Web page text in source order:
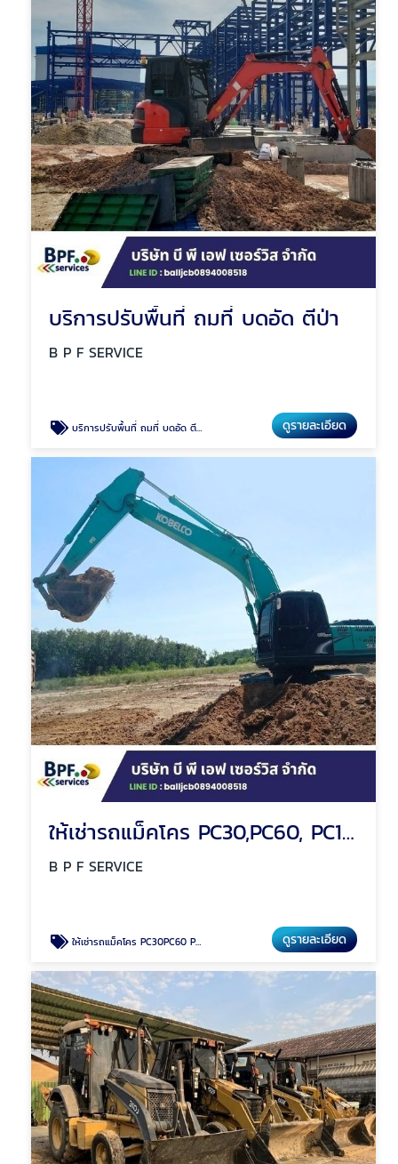
บริการปรับพื้นที่ ถมที่ บดอัด ตีป่า
B P F SERVICE
บริการปรับพื้นที่ ถมที่ บดอัด ตีป่า ดูรายละเอียด
ให้เช่ารถแม็คโคร PC30,PC60, PC120, PC200
B P F SERVICE
ให้เช่ารถแม็คโคร PC30PC60 PC120 PC200 ดูรายละเอียด